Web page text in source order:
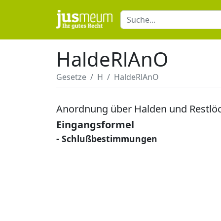
HaldeRlAnO
Gesetze H HaldeRlAnO
Anordnung über Halden und
Eingangsformel
- Schlußbestimmungen